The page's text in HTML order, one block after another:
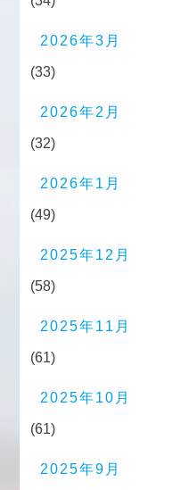
2026年3月
(33)
2026年2月
(32)
2026年1月
(49)
2025年12月
(58)
2025年11月
(61)
2025年10月
(61)
2025年9月